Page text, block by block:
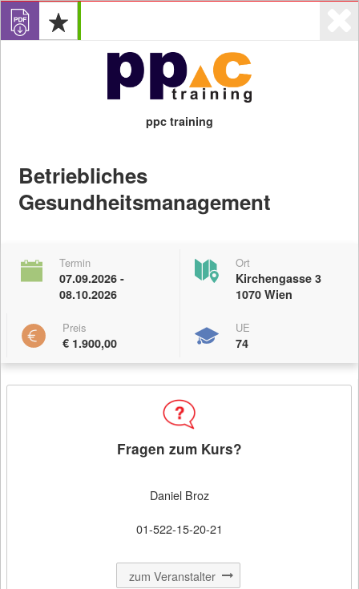
Login
Angebote Veranstalter
Digitale Kompetenzen
eLearing-Angebote
Filter
Kursbeginn (aufsteigend)
ppc training
Betriebliches
Gesundheitsmanagement
Termin
07.09.2026 -
08.10.2026
Ort
Kirchengasse 3
1070 Wien
Preis
€ 1.900,00
UE
74
Fragen zum Kurs?
Daniel Broz
01-522-15-20-21
zum Veranstalter
Betriebliches Gesundheitsmanagement